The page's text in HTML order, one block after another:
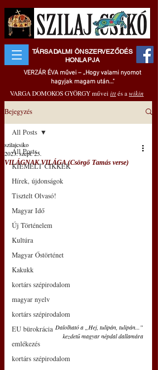
TÁRSADALMI ÖNSZERVEZŐDÉS
HONLAPJA
VERZÁR ÉVA művei – „Hogy valami nyomot
hagyjak magam után..."
VARGA DOMOKOS GYÖRGY művei ittés awikin
Bejegyzés
All Posts
KIEMELT CIKKEK
Hírek, újdonságok
Tisztelt Olvasó!
Magyar Idő
Új Történelem
Kultúra
Magyar Őstörténet
Kakukk
kortárs szépirodalom
magyar nyelv
kortárs szépirodalom
EU bürokrácia
emlékezés
kortárs szépirodalom
All Posts
VILÁGNAK VILÁGA (Csörgő Tamás verse)
szilajcsiko
2023. szept. 25.
Dalolható a „Hej, tulipán, tulipán...”
kezdetű magyar népdal dallamára